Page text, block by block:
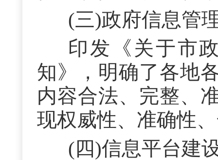
(三)政府信息管
印发《关于市
知》，明确了各地
内容合法、完整、
现权威性、准确性
(四)信息平台建